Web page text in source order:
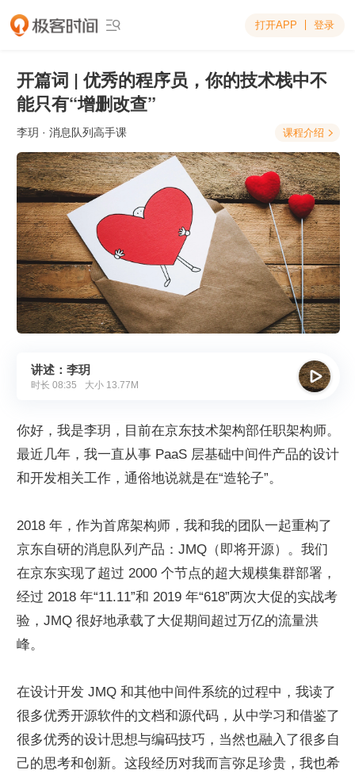
 打开APP 登录
开篇词 | 优秀的程序员，你的技术栈中不
能只有“增删改查”
李玥 · 消息队列高手课 课程介绍 
讲述：李玥
时长 08:35 大小 13.77M

你好，我是李玥，目前在京东技术架构部任职架构师。
最近几年，我一直从事 PaaS 层基础中间件产品的设计
和开发相关工作，通俗地说就是在“造轮子”。
2018 年，作为首席架构师，我和我的团队一起重构了
京东自研的消息队列产品：JMQ（即将开源）。我们
在京东实现了超过 2000 个节点的超大规模集群部署，
经过 2018 年“11.11”和 2019 年“618”两次大促的实战考
验，JMQ 很好地承载了大促期间超过万亿的流量洪
峰。
在设计开发 JMQ 和其他中间件系统的过程中，我读了
很多优秀开源软件的文档和源代码，从中学习和借鉴了
很多优秀的设计思想与编码技巧，当然也融入了很多自
己的思考和创新。这段经历对我而言弥足珍贵，我也希